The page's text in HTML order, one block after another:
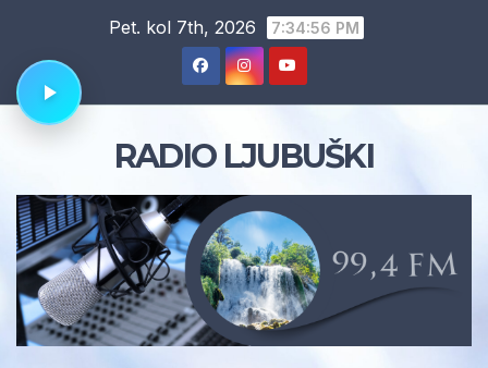
content
Pet. kol 7th, 2026 7:34:57 PM
RADIO LJUBUŠKI